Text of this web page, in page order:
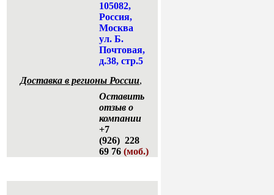
105082,
Россия,
Москва
ул. Б.
Почтовая,
д.38, стр.5
Доставка в регионы России,
Оставить
отзыв о
компании
+7
(926) 228
69 76 (моб.)